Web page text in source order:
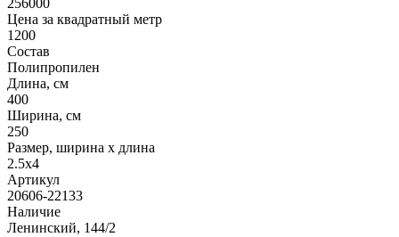
256000
Цена за квадратный метр
1200
Состав
Полипропилен
Длина, см
400
Ширина, см
250
Размер, ширина x длина
2.5x4
Артикул
20606-22133
Наличие
Ленинский, 144/2